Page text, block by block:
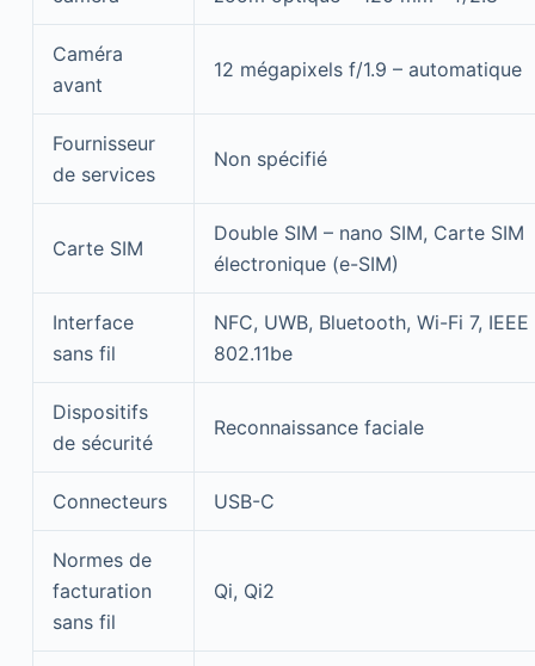
Caméra
avant
12 mégapixels f/1.9 – automatique
Fournisseur
de services
Non spécifié
Carte SIM
Double SIM – nano SIM, Carte SIM
électronique (e-SIM)
Interface
sans fil
NFC, UWB, Bluetooth, Wi-Fi 7, IEEE
802.11be
Dispositifs
de sécurité
Reconnaissance faciale
Connecteurs USB-C
Normes de
facturation
sans fil
Qi, Qi2